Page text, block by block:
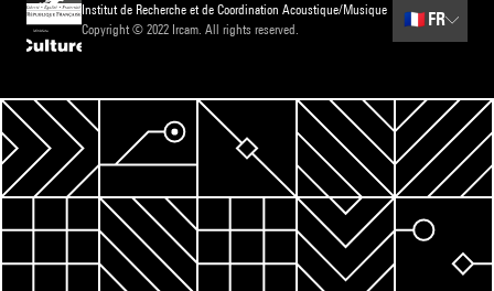
Institut de Recherche et de Coordination Acoustique/Musique
Copyright © 2022 Ircam. All rights reserved.
🇫🇷 FR